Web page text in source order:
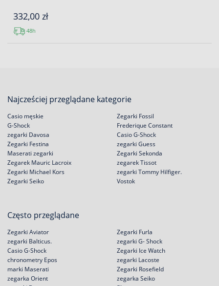
332,00 zł
48h
Najcześciej przeglądane kategorie
Casio męskie
G-Shock
zegarki Davosa
Zegarki Festina
Zegarki Fossil
Frederique Constant
Casio G-Shock
zegarki Guess
Maserati zegarki
Zegarek Mauric Lacroix
Zegarki Michael Kors
Zegarki Seiko
Zegarki Sekonda
zegarek Tissot
zegarki Tommy Hilfiger.
Vostok
Często przeglądane
Zegarki Aviator
zegarki Balticus.
Casio G-Shock
chronometry Epos
Zegarki Furla
zegarki G- Shock
Zegarki Ice Watch
zegarki Lacoste
marki Maserati
zegarka Orient
Zegarki Rosefield
zegarka Seiko